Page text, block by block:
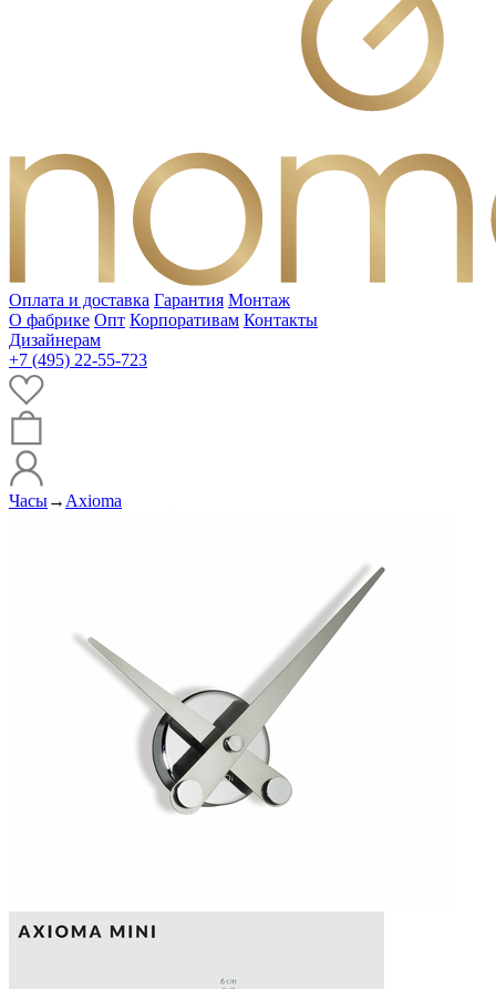
Оплата и доставка Гарантия Монтаж
О фабрике Опт Корпоративам Контакты
Дизайнерам
+7 (495) 22-55-723
Часы→ Axioma